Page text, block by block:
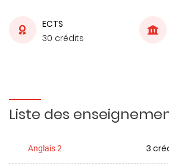
ECTS
30 crédits
Liste des
Anglais 2 3